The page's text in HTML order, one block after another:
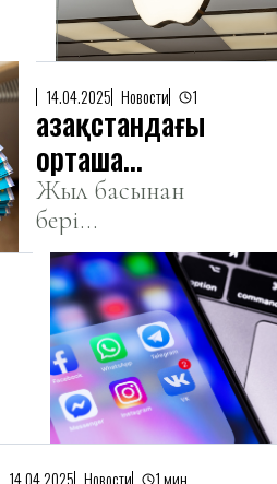
14.04.2025 Новости 1
Қазақстандағы
орташа
зейнетақы
мөлшері
аталды
Жыл басынан
бері
қазақстандықтарға
1 триллион
теңгеден астам
сомаға
зейнетақы
төленді.
14.04.2025 Новости 1 мин.